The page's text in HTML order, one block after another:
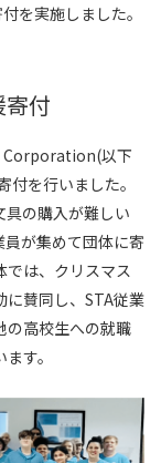
を実施しました。
付
以下
を行いました。
の購入が難しい
が集めて団体に寄
では、クリスマス
に賛同し、STA従業
の高校生への就職
す。